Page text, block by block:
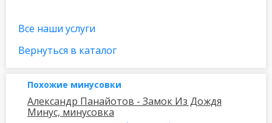
Все наши услуги
Вернуться в каталог
Похожие минусовки
Александр Панайотов - Замок Из Дождя
Минус, минусовка